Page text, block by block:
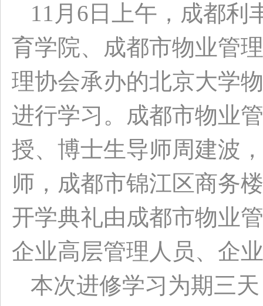
11月 6 日上午，成都利
育学院、成都市物业管
理协会承办的北京大学
进行学习。成都市物业
授、博士生导师周建波
师，成都市锦江区商务
开学典礼由成都市物业
企业高层管理人员、企
本次进修学习为期三